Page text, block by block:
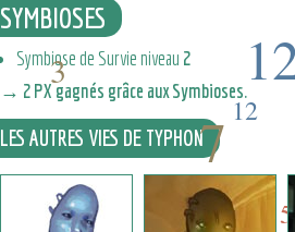
5
12
7
7
4
3
SYMBIOSES
Symbiose de Survie niveau 2
→ 2 PX gagnés grâce aux Symbioses.
LES AUTRES VIES DE TYPHON